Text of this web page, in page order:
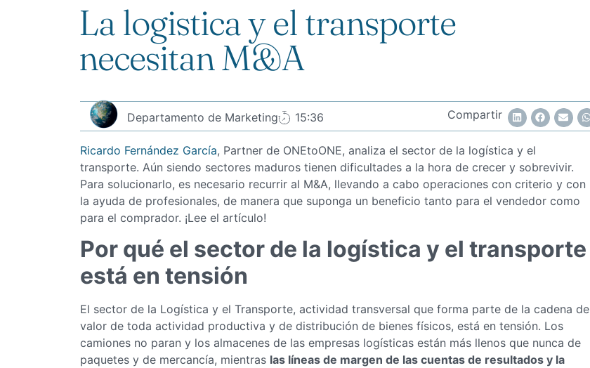
La logistica y el transporte
necesitan M&A
Departamento de Marketing 15:36 Compartir
Ricardo Fernández García, Partner de ONEtoONE, analiza el sector de la logística y el
transporte. Aún siendo sectores maduros tienen dificultades a la hora de crecer y sobrevivir.
Para solucionarlo, es necesario recurrir al M&A, llevando a cabo operaciones con criterio y con
la ayuda de profesionales, de manera que suponga un beneficio tanto para el vendedor como
para el comprador. ¡Lee el artículo!
Por qué el sector de la logística y el transporte
está en tensión
El sector de la Logística y el Transporte, actividad transversal que forma parte de la cadena de
valor de toda actividad productiva y de distribución de bienes físicos, está en tensión. Los
camiones no paran y los almacenes de las empresas logísticas están más llenos que nunca de
paquetes y de mercancía, mientras las líneas de margen de las cuentas de resultados y la